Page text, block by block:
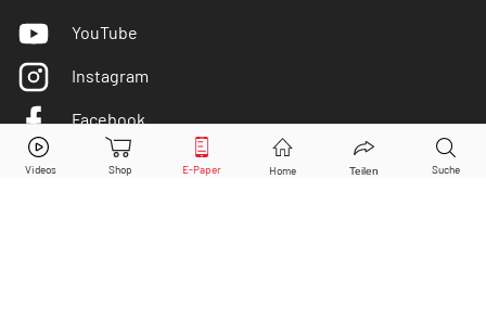
Airbus Aktie jetzt handeln?
YouTube
Instagram
Facebook
Twitter